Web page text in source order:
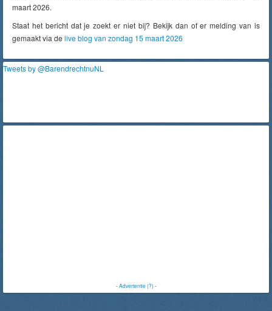
maart 2026.
Staat het bericht dat je zoekt er niet bij? Bekijk dan of er melding van is
gemaakt via de live blog van zondag 15 maart 2026
Tweets by @BarendrechtnuNL
-Advertentie (?)-